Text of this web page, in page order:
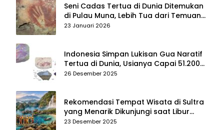
Seni Cadas Tertua di Dunia Ditemukan
di Pulau Muna, Lebih Tua dari Temuan
di Maros–Pangkep
23 Januari 2026
Indonesia Simpan Lukisan Gua Naratif
Tertua di Dunia, Usianya Capai 51.200
Tahun
26 Desember 2025
Rekomendasi Tempat Wisata di Sultra
yang Menarik Dikunjungi saat Libur
Tahun Baru 2026
23 Desember 2025